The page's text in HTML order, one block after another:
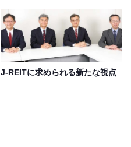
J-REITに求められる新たな視点